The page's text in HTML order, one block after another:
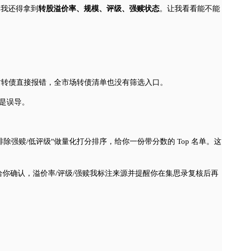
还得拿到 转股溢价率、规模、评级、强赎状态。让我看看能不能
直接报错，全市场转债清单也没有筛选入口。
误导。
强赎/低评级"做量化打分排序，给你一份带分数的 Top 名单。这
确认，溢价率/评级/强赎我标注来源并提醒你在集思录复核后再